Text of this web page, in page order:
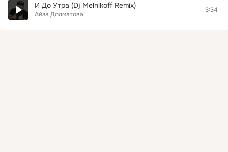
И До Утра (Dj Melnikoff Remix)
Айза Долматова
3:34